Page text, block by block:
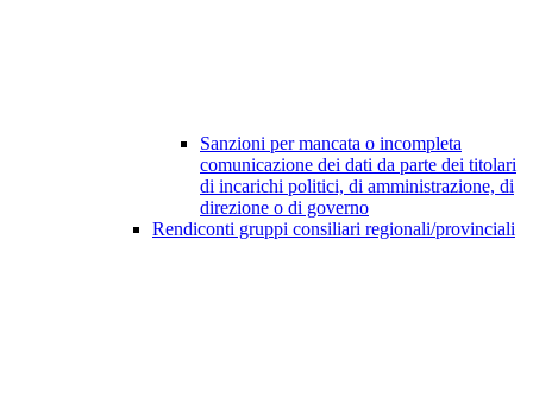
Sanzioni per mancata o incompleta
comunicazione dei dati da parte dei titolari
di incarichi politici, di amministrazione, di
direzione o di governo
Rendiconti gruppi consiliari regionali/provinciali